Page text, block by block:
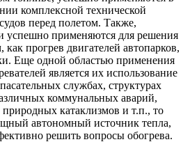
комплексной технической
перед полетом. Также,
успешно применяются для решения
как прогрев двигателей автопарков,
Еще одной областью применения
является их использование
службах, структурах
коммунальных аварий,
катаклизмов и т.п., то
автономный источник тепла,
решить вопросы обогрева.